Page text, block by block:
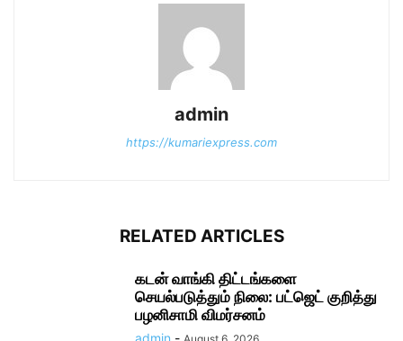
admin
https://kumariexpress.com
RELATED ARTICLES
கடன் வாங்கி திட்டங்களை
செயல்படுத்தும் நிலை: பட்ஜெட் குறித்து
பழனிசாமி விமர்சனம்